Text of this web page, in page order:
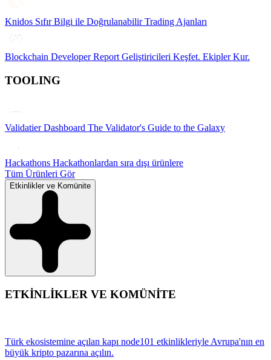
Knidos Sıfır Bilgi ile Doğrulanabilir Trading Ajanları
Blockchain Developer Report Geliştiricileri Keşfet. Ekipler Kur.
TOOLING
Validatier Dashboard The Validator's Guide to the Galaxy
Hackathons Hackathonlardan sıra dışı ürünlere
Tüm Ürünleri Gör
Etkinlikler ve Komünite
ETKİNLİKLER VE KOMÜNİTE
Türk ekosistemine açılan kapı node101 etkinlikleriyle Avrupa'nın en
büyük kripto pazarına açılın.